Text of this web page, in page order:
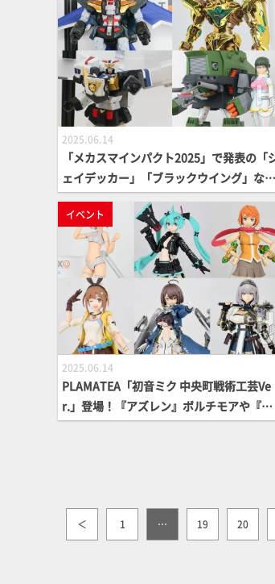
京】
2025.06.14
「メカスマインパクト2025」で発表の「
ェイデッカー」「ブラックウイング」など
THE合体ロボが多数展示！金色に光り輝く
「DXバーンブレイブビッグバーン」もぜひ
見よう！【スマイルフェス2025 東京】
イベント
2025.06.14
PLAMATEA「初音ミク 中央町戦術工芸Ve
r.」登場！『アズレン』ボルチモアや『舞-
HiME』鴇羽舞衣、『ホロライブ』白銀ノ
＜ 1 … 19 20